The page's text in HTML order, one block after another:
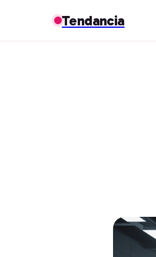
Tendancia